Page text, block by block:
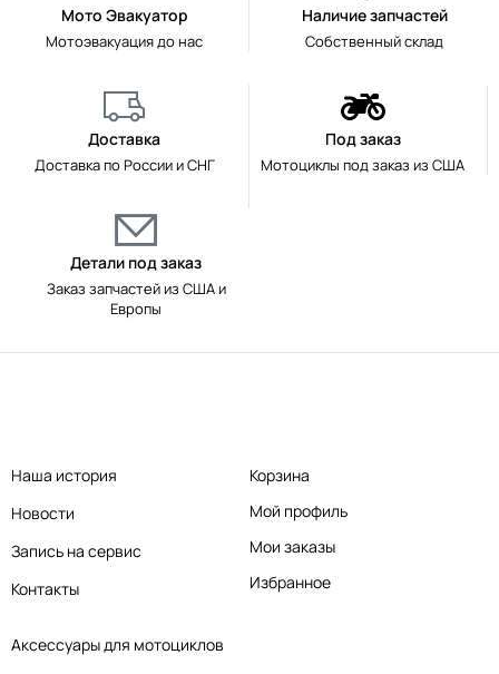
Мото Эвакуатор
Мотоэвакуация до нас
Наличие запчастей
Собственный склад
Доставка
Доставка по России и СНГ
Под заказ
Мотоциклы под заказ из США
Детали под заказ
Заказ запчастей из США и
Европы
Аксессуары для мотоциклов
Наша история
Новости
Запись на сервис
Контакты
Корзина
Мой профиль
Мои заказы
Избранное